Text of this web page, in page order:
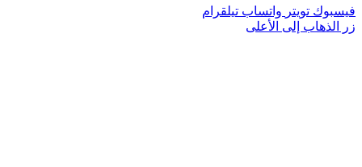
فيسبوك تويتر واتساب تيلقرام
زر الذهاب إلى الأعلى